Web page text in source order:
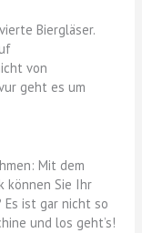
Biergläser.
von
geht es um
Mit dem
können Sie Ihr
Es ist gar nicht so
und los geht’s!